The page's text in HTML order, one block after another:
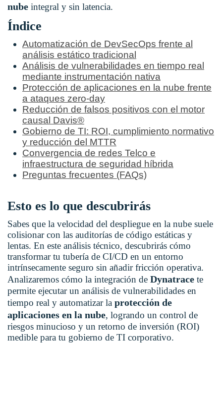
nube integral y sin latencia.
Índice
Automatización de DevSecOps frente al
análisis estático tradicional
Análisis de vulnerabilidades en tiempo real
mediante instrumentación nativa
Protección de aplicaciones en la nube frente
a ataques zero-day
Reducción de falsos positivos con el motor
causal Davis®
Gobierno de TI: ROI, cumplimiento normativo
y reducción del MTTR
Convergencia de redes Telco e
infraestructura de seguridad híbrida
Preguntas frecuentes (FAQs)
Esto es lo que descubrirás
Sabes que la velocidad del despliegue en la nube suele
colisionar con las auditorías de código estáticas y
lentas. En este análisis técnico, descubrirás cómo
transformar tu tubería de CI/CD en un entorno
intrínsecamente seguro sin añadir fricción operativa.
Analizaremos cómo la integración de Dynatrace te
permite ejecutar un análisis de vulnerabilidades en
tiempo real y automatizar la protección de
aplicaciones en la nube, logrando un control de
riesgos minucioso y un retorno de inversión (ROI)
medible para tu gobierno de TI corporativo.